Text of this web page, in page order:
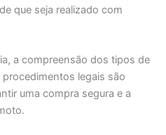
que seja realizado com
a compreensão dos tipos de
legais são
uma compra segura e a